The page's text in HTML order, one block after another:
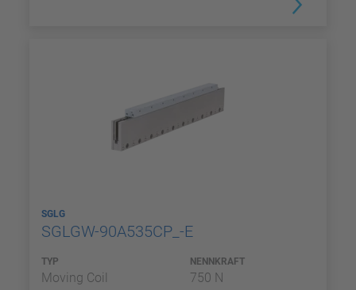
SGLG
SGLGW-90A535CP_-E
TYP
Moving Coil
NENNKRAFT
750 N